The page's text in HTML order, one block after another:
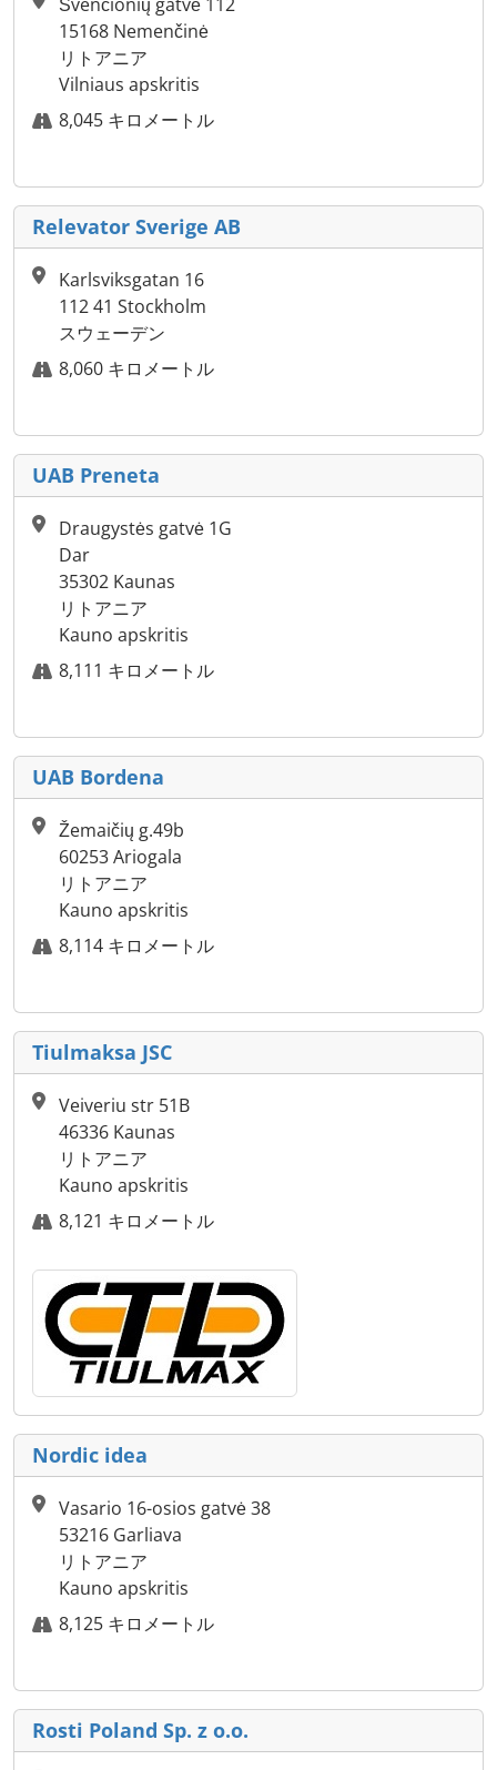
15168 Nemenčinė
リトアニア
Vilniaus apskritis
8,045 キロメートル
Relevator Sverige AB
Karlsviksgatan 16
112 41 Stockholm
スウェーデン
8,060 キロメートル
UAB Preneta
Draugystės gatvė 1G
Dar
35302 Kaunas
リトアニア
Kauno apskritis
8,111 キロメートル
UAB Bordena
Žemaičių g.49b
60253 Ariogala
リトアニア
Kauno apskritis
8,114 キロメートル
Tiulmaksa JSC
Veiveriu str 51B
46336 Kaunas
リトアニア
Kauno apskritis
8,121 キロメートル
Nordic idea
Vasario 16-osios gatvė 38
53216 Garliava
リトアニア
Kauno apskritis
8,125 キロメートル
Rosti Poland Sp. z o.o.